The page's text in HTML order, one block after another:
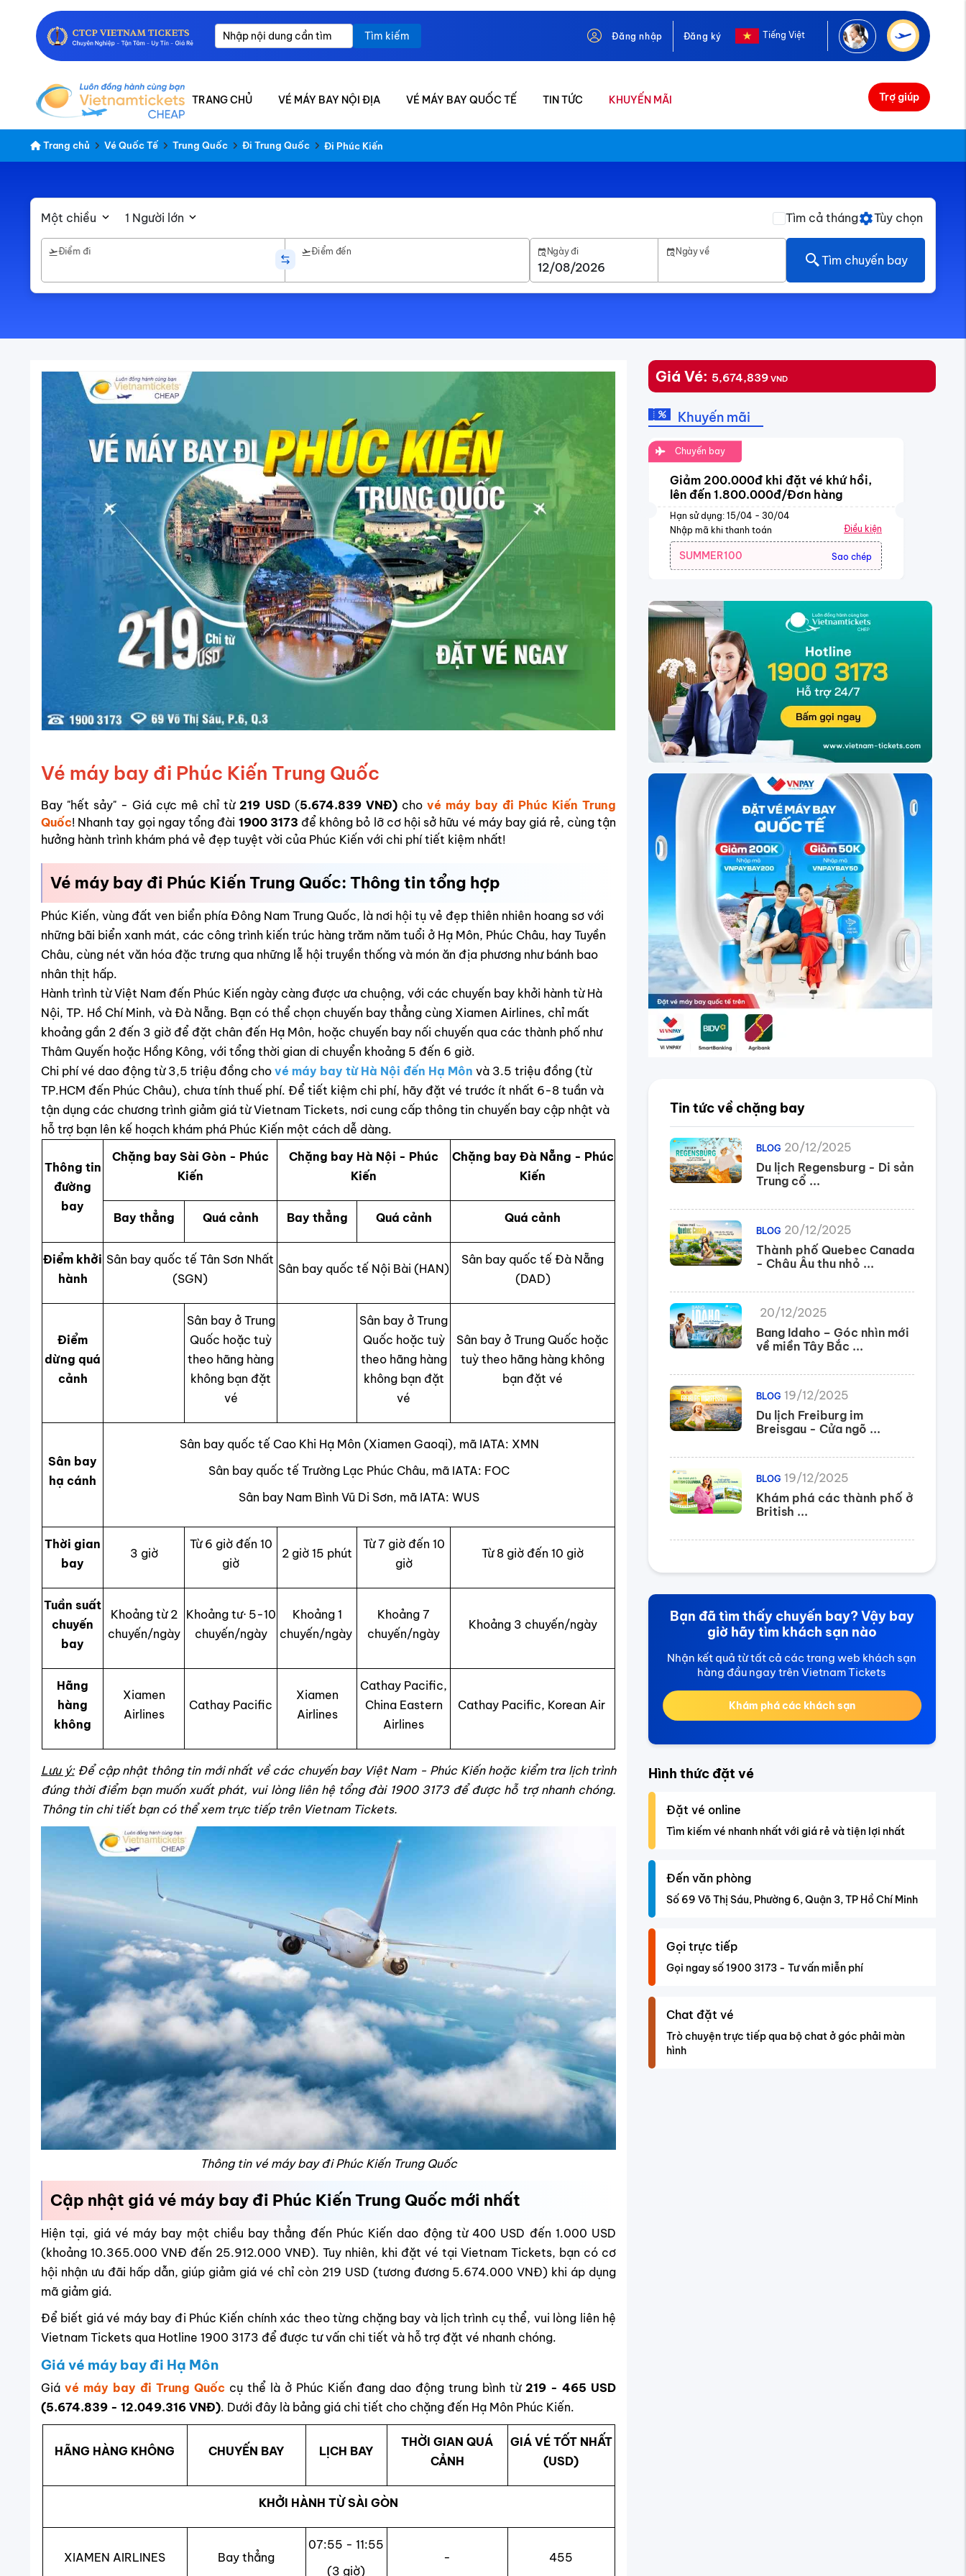
Tìm kiếm Đăng nhập Đăng ký Tiếng Việt
TRANG CHỦ VÉ MÁY BAY NỘI ĐỊA VÉ MÁY BAY QUỐC TẾ TIN TỨC KHUYẾN MÃI Trợ giúp
Trang chủ Vé Quốc Tế Trung Quốc Đi Trung Quốc Đi Phúc Kiến
Một chiều 1 Người lớn Tìm cả tháng Tùy chọn
Điểm đi Điểm đến Ngày đi Ngày về
Tìm chuyến bay
Vé máy bay đi Phúc Kiến Trung Quốc
Bay "hết sảy" - Giá cực mê chỉ từ 219 USD(5.674.839 VNĐ)cho vé máy bay đi Phúc Kiến Trung
Quốc! Nhanh tay gọi ngay tổng đài 1900 3173 để không bỏ lỡ cơ hội sở hữu vé máy bay giá rẻ, cùng tận
hưởng hành trình khám phá vẻ đẹp tuyệt vời của Phúc Kiến với chi phí tiết kiệm nhất!
Vé máy bay đi Phúc Kiến Trung Quốc: Thông tin tổng hợp
Phúc Kiến, vùng đất ven biển phía Đông Nam Trung Quốc, là nơi hội tụ vẻ đẹp thiên nhiên hoang sơ với
những bãi biển xanh mát, các công trình kiến trúc hàng trăm năm tuổi ở Hạ Môn, Phúc Châu, hay Tuyền
Châu, cùng nét văn hóa đặc trưng qua những lễ hội truyền thống và món ăn địa phương như bánh bao
nhân thịt hấp.
Hành trình từ Việt Nam đến Phúc Kiến ngày càng được ưa chuộng, với các chuyến bay khởi hành từ Hà
Nội, TP. Hồ Chí Minh, và Đà Nẵng. Bạn có thể chọn chuyến bay thẳng cùng Xiamen Airlines, chỉ mất
khoảng gần 2 đến 3 giờ để đặt chân đến Hạ Môn, hoặc chuyến bay nối chuyến qua các thành phố như
Thâm Quyến hoặc Hồng Kông, với tổng thời gian di chuyển khoảng 5 đến 6 giờ.
Chi phí vé dao động từ 3,5 triệu đồng cho vé máy bay từ Hà Nội đến Hạ Môn và 3.5 triệu đồng (từ
TP.HCM đến Phúc Châu), chưa tính thuế phí. Để tiết kiệm chi phí, hãy đặt vé trước ít nhất 6-8 tuần và
tận dụng các chương trình giảm giá từ Vietnam Tickets, nơi cung cấp thông tin chuyến bay cập nhật và
hỗ trợ bạn lên kế hoạch khám phá Phúc Kiến một cách dễ dàng.
Thông tin
đường
bay
Chặng bay Sài Gòn - Phúc
Kiến
Chặng bay Hà Nội - Phúc
Kiến
Chặng bay Đà Nẵng - Phúc
Kiến
Bay thẳng Quá cảnh Bay thẳng Quá cảnh Quá cảnh
Điểm khởi
hành
Sân bay quốc tế Tân Sơn Nhất
(SGN)
Sân bay quốc tế Nội Bài (HAN)
Sân bay quốc tế Đà Nẵng
(DAD)
Điểm
dừng quá
cảnh
Sân bay ở Trung
Quốc hoặc tuỳ
theo hãng hàng
không bạn đặt
vé
Sân bay ở Trung
Quốc hoặc tuỳ
theo hãng hàng
không bạn đặt
vé
Sân bay ở Trung Quốc hoặc
tuỳ theo hãng hàng không
bạn đặt vé
Sân bay
hạ cánh
Sân bay quốc tế Cao Khi Hạ Môn (Xiamen Gaoqi), mã IATA: XMN
Sân bay quốc tế Trường Lạc Phúc Châu, mã IATA: FOC
Sân bay Nam Bình Vũ Di Sơn, mã IATA: WUS
Thời gian
bay
3 giờ
Từ 6 giờ đến 10
giờ
2 giờ 15 phút
Từ 7 giờ đến 10
giờ
Từ 8 giờ đến 10 giờ
Tuần suất
chuyến
bay
Khoảng từ 2
chuyến/ngày
Khoảng tư· 5-10
chuyến/ngày
Khoảng 1
chuyến/ngày
Khoảng 7
chuyến/ngày
Khoảng 3 chuyến/ngày
Hãng
hàng
không
Xiamen
Airlines
Cathay Pacific
Xiamen
Airlines
Cathay Pacific,
China Eastern
Airlines
Cathay Pacific, Korean Air
Lưu ý: Để cập nhật thông tin mới nhất về các chuyến bay Việt Nam - Phúc Kiến hoặc kiểm tra lịch trình
đúng thời điểm bạn muốn xuất phát, vui lòng liên hệ tổng đài 1900 3173 để được hỗ trợ nhanh chóng.
Thông tin chi tiết bạn có thể xem trực tiếp trên Vietnam Tickets.
Thông tin vé máy bay đi Phúc Kiến Trung Quốc
Cập nhật giá vé máy bay đi Phúc Kiến Trung Quốc mới nhất
Hiện tại, giá vé máy bay một chiều bay thẳng đến Phúc Kiến dao động từ 400 USD đến 1.000 USD
(khoảng 10.365.000 VNĐ đến 25.912.000 VNĐ). Tuy nhiên, khi đặt vé tại Vietnam Tickets, bạn có cơ
hội nhận ưu đãi hấp dẫn, giúp giảm giá vé chỉ còn 219 USD (tương đương 5.674.000 VNĐ) khi áp dụng
mã giảm giá.
Để biết giá vé máy bay đi Phúc Kiến chính xác theo từng chặng bay và lịch trình cụ thể, vui lòng liên hệ
Vietnam Tickets qua Hotline 1900 3173 để được tư vấn chi tiết và hỗ trợ đặt vé nhanh chóng.
Giá vé máy bay đi Hạ Môn
Giá vé máy bay đi Trung Quốc cụ thể là ở Phúc Kiến đang dao động trung bình từ 219 - 465 USD
(5.674.839 - 12.049.316 VNĐ). Dưới đây là bảng giá chi tiết cho chặng đến Hạ Môn Phúc Kiến.
HÃNG HÀNG KHÔNG CHUYẾN BAY LỊCH BAY
THỜI GIAN QUÁ
CẢNH
GIÁ VÉ TỐT NHẤT
(USD)
KHỞI HÀNH TỪ SÀI GÒN
XIAMEN AIRLINES Bay thẳng
07:55 - 11:55
(3 giờ)
- 455
Giá Vé: 5,674,839 VND
Khuyến mãi
Chuyến bay
Giảm 200.000đ khi đặt vé khứ hồi,
lên đến 1.800.000đ/Đơn hàng
Hạn sử dụng: 15/04 - 30/04
Nhập mã khi thanh toán
Điều kiện
SUMMER100 Sao chép
Tin tức về chặng bay
BLOG 20/12/2025
Du lịch Regensburg - Di sản
Trung cổ ...
BLOG 20/12/2025
Thành phố Quebec Canada
- Châu Âu thu nhỏ ...
20/12/2025
Bang Idaho – Góc nhìn mới
về miền Tây Bắc ...
BLOG 19/12/2025
Du lịch Freiburg im
Breisgau - Cửa ngõ ...
BLOG 19/12/2025
Khám phá các thành phố ở
British ...
Bạn đã tìm thấy chuyến bay? Vậy bay
giờ hãy tìm khách sạn nào
Nhận kết quả từ tất cả các trang web khách sạn
hàng đầu ngay trên Vietnam Tickets
Khám phá các khách sạn
Hình thức đặt vé
Đặt vé online
Tìm kiếm vé nhanh nhất với giá rẻ và tiện lợi nhất
Đến văn phòng
Số 69 Võ Thị Sáu, Phường 6, Quận 3, TP Hồ Chí Minh
Gọi trực tiếp
Gọi ngay số 1900 3173 - Tư vấn miễn phí
Chat đặt vé
Trò chuyện trực tiếp qua bộ chat ở góc phải màn
hình